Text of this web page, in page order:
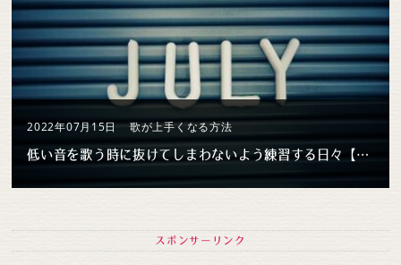
2022年07月15日 歌が上手くなる方法
低い音を歌う時に抜けてしまわないよう練習する日々【7月歌練習 #2】
スポンサーリンク